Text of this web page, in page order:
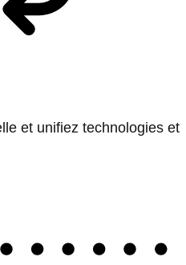
et unifiez technologies et